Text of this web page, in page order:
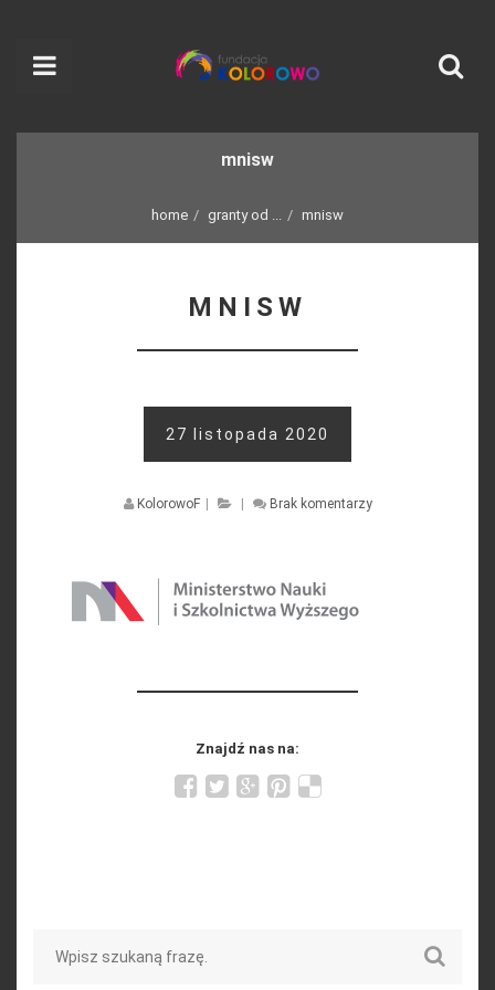
mnisw
home granty od ... mnisw
MNISW
27 listopada 2020
KolorowoF Brak komentarzy
Znajdź nas na: